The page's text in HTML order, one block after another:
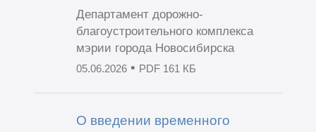
Департамент дорожно-
благоустроительного комплекса
мэрии города Новосибирска
05.06.2026• PDF 161 КБ
О введении временного